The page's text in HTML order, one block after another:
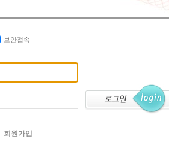
보안접속
회원가입